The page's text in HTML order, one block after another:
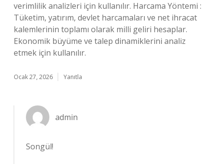
verimlilik analizleri için kullanılır. Harcama Yöntemi :
Tüketim, yatırım, devlet harcamaları ve net ihracat
kalemlerinin toplamı olarak milli geliri hesaplar.
Ekonomik büyüme ve talep dinamiklerini analiz
etmek için kullanılır.
Ocak 27, 2026 Yanıtla
admin
Songül!